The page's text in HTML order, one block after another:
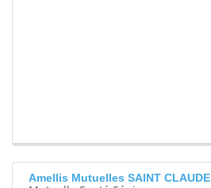
Amellis Mutuelles SAINT CLAUDE